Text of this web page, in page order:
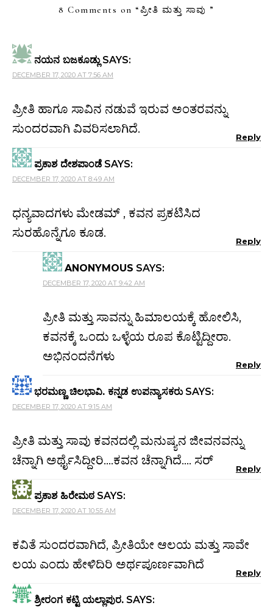
8 Comments on “ಪ್ರೀತಿ ಮತ್ತು ಸಾವು ”
ನಯನ ಬಜಕೂಡ್ಲು SAYS:
DECEMBER 17, 2020 AT 7:56 AM
ಪ್ರೀತಿ ಹಾಗೂ ಸಾವಿನ ನಡುವೆ ಇರುವ ಅಂತರವನ್ನು
ಸುಂದರವಾಗಿ ವಿವರಿಸಲಾಗಿದೆ.
Reply
ಪ್ರಕಾಶ ದೇಶಪಾಂಡೆ SAYS:
DECEMBER 17, 2020 AT 8:49 AM
ಧನ್ಯವಾದಗಳು ಮೇಡಮ್ , ಕವನ ಪ್ರಕಟಿಸಿದ
ಸುರಹೊನ್ನೆಗೂ ಕೂಡ.
Reply
ANONYMOUS SAYS:
DECEMBER 17, 2020 AT 9:42 AM
ಪ್ರೀತಿ ಮತ್ತು ಸಾವನ್ನು ಹಿಮಾಲಯಕ್ಕೆ ಹೋಲಿಸಿ,
ಕವನಕ್ಕೆ ಒಂದು ಒಳ್ಳೆಯ ರೂಪ ಕೊಟ್ಟಿದ್ದೀರಾ.
ಅಭಿನಂದನೆಗಳು
Reply
ಭರಮಣ್ಣ ಚಿಲಭಾವಿ. ಕನ್ನಡ ಉಪನ್ಯಾಸಕರು SAYS:
DECEMBER 17, 2020 AT 9:15 AM
ಪ್ರೀತಿ ಮತ್ತು ಸಾವು ಕವನದಲ್ಲಿ ಮನುಷ್ಯನ ಜೀವನವನ್ನು
ಚೆನ್ನಾಗಿ ಅರ್ಥೈಸಿದ್ದೀರಿ….ಕವನ ಚೆನ್ನಾಗಿದೆ…. ಸರ್
Reply
ಪ್ರಕಾಶ ಹಿರೇಮಠ SAYS:
DECEMBER 17, 2020 AT 10:55 AM
ಕವಿತೆ ಸುಂದರವಾಗಿದೆ, ಪ್ರೀತಿಯೇ ಆಲಯ ಮತ್ತು ಸಾವೇ
ಲಯ ಎಂದು ಹೇಳಿದಿರಿ ಅರ್ಥಪೂರ್ಣವಾಗಿದೆ
Reply
ಶ್ರೀರಂಗ ಕಟ್ಟಿ ಯಲ್ಲಾಪುರ. SAYS: